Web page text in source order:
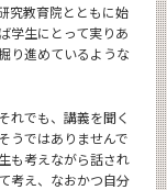
究教育院とともに始
学生にとって実りあ
り進めているような
れでも、講義を聞く
うではありませんで
も考えながら話され
考え、なおかつ自分